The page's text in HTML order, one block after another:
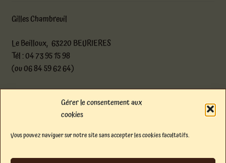
Gérer le consentement aux
cookies
Vous pouvez naviguer sur notre site sans accepter les cookies facultatifs.
Gilles Chambreuil
Le Beilloux, 63220 BEURIERES
Tél : 04 73 95 15 98
(ou 06 84 59 62 64)
atelier@boischantourne.com
Facebook
Instagram
E-mail
© Atelier de bois chantourné 2026